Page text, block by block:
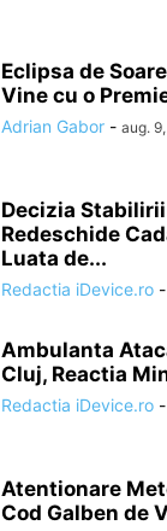
Eclipsa de
Vine cu o
Adrian Gabor - aug.
Decizia
Redeschide
Luata de...
Redactia iDevice.ro -
Ambulanta
Cluj, Reactia
Redactia iDevice.ro -
Atentionare
Cod Galben de